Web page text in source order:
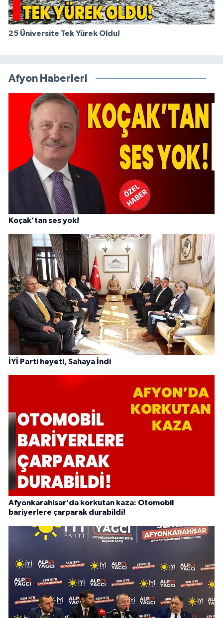
25 Üniversite Tek Yürek Oldu!
Afyon Haberleri
Koçak’tan ses yok!
İYİ Parti heyeti, Sahaya İndi
Afyonkarahisar’da korkutan kaza: Otomobil
bariyerlere çarparak durabildi!